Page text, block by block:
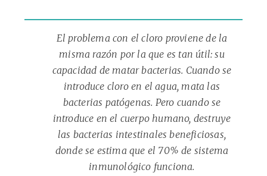
El problema con el cloro proviene de la
misma razón por la que es tan útil: su
capacidad de matar bacterias. Cuando se
introduce cloro en el agua, mata las
bacterias patógenas. Pero cuando se
introduce en el cuerpo humano, destruye
las bacterias intestinales beneficiosas,
donde se estima que el 70% de sistema
inmunológico funciona.